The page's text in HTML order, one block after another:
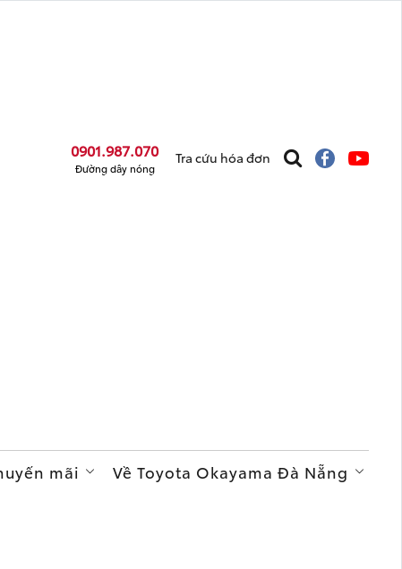
0901.987.070
Đường dây nóng
Tra cứu hóa đơn
mãi Về Toyota Okayama Đà Nẵng